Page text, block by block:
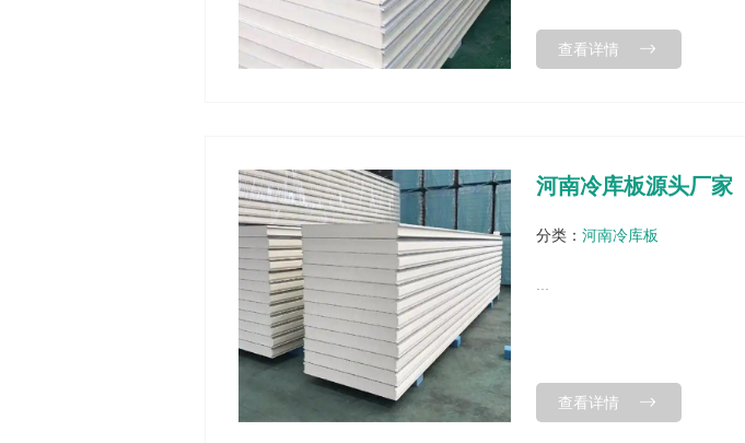
查看详情
河南冷库板源头厂家
分类：河南冷库板
...
查看详情